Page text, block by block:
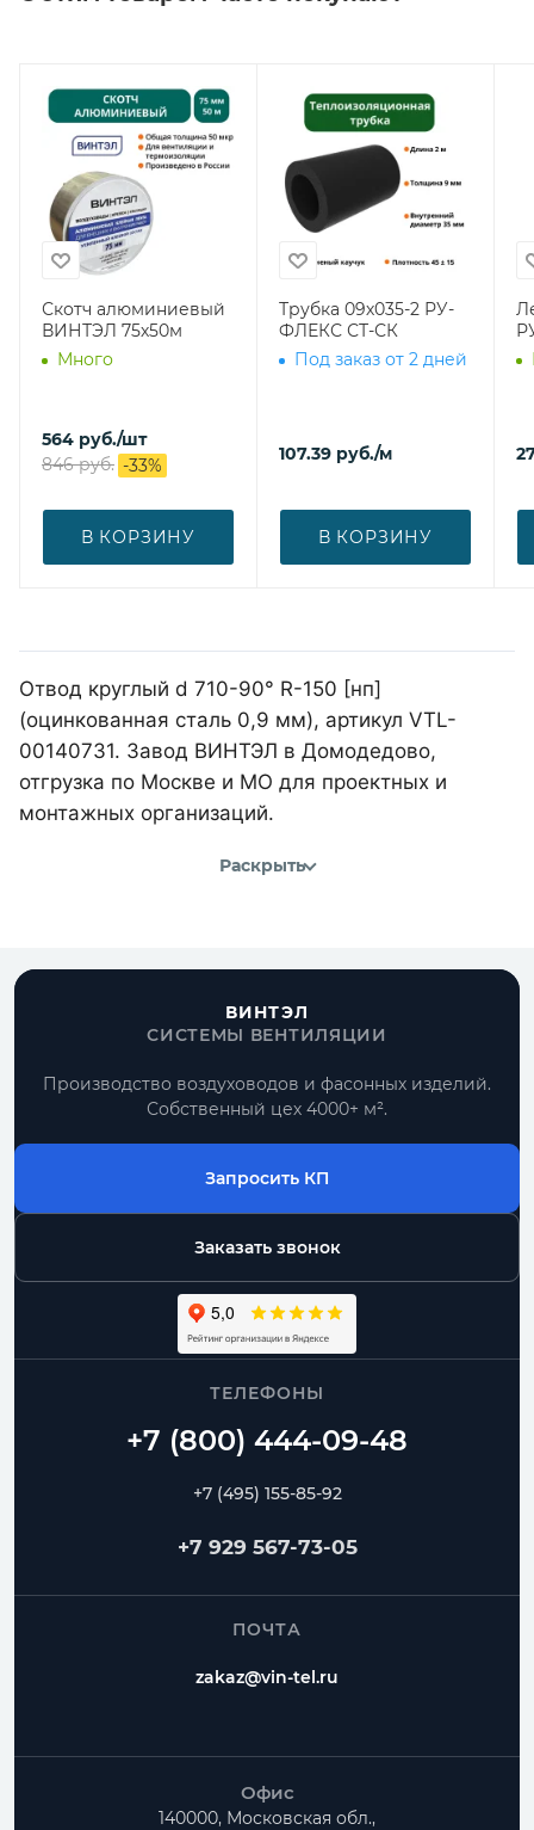
Скотч алюминиевый
ВИНТЭЛ 75х50м
Много
564 руб./шт
846руб. -33%
В КОРЗИНУ
Трубка 09х035-2 РУ-
ФЛЕКС СТ-СК
Под заказ от 2 дней
107.39 руб./м
В КОРЗИНУ
Отвод круглый d 710-90° R-150 [нп]
(оцинкованная сталь 0,9 мм), артикул VTL-
00140731. Завод ВИНТЭЛ в Домодедово,
отгрузка по Москве и МО для проектных и
монтажных организаций.
Раскрыть
ВИНТЭЛ
СИСТЕМЫ ВЕНТИЛЯЦИИ
Производство воздуховодов и фасонных изделий.
Собственный цех 4000+ м².
Запросить КП
Заказать звонок
ТЕЛЕФОНЫ
+7 (495) 155-85-92
+7 929 567-73-05
ПОЧТА
zakaz@vin-tel.ru
Офис
140000, Московская обл.,